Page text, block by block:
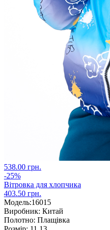
538.00 грн.
-25%
Вітровка для хлопчика
403.50 грн.
Модель:16015
Виробник: Китай
Полотно: Плащівка